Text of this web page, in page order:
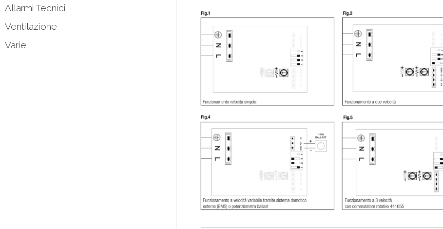
Allarmi Tecnici
Ventilazione
Varie